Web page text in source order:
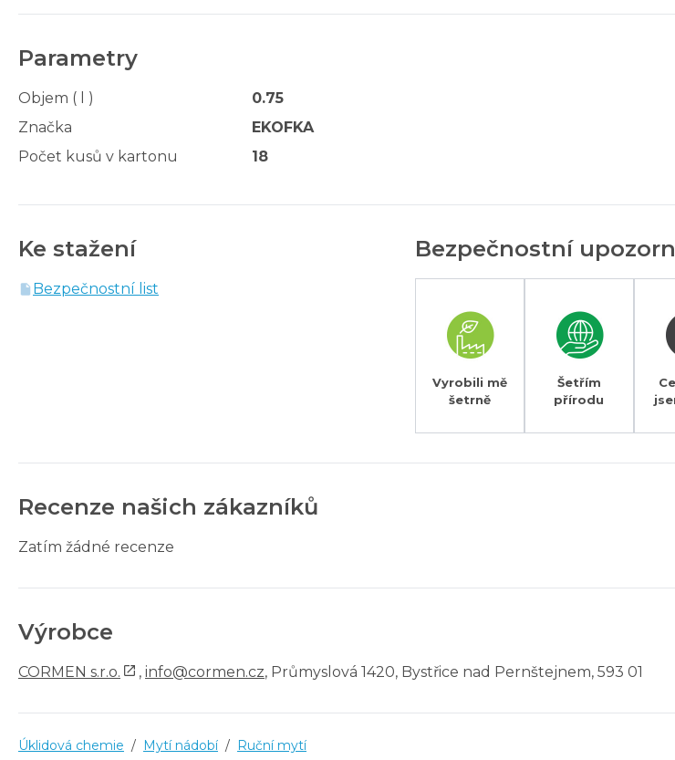
Parametry
Objem ( l )
0.75
Značka
EKOFKA
Počet kusů v kartonu
18
Ke stažení
Bezpečnostní list
Bezpečnostní
Vyrobili mě
šetrně
Šetřím
přírodu
Recenze našich zákazníků
Zatím žádné recenze
Výrobce
CORMEN s.r.o. , info@cormen.cz, Průmyslová 1420, Bystřice nad Pernštejnem, 593 01
Úklidová chemie / Mytí nádobí / Ruční mytí